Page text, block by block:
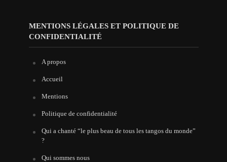
MENTIONS LÉGALES ET POLITIQUE DE
CONFIDENTIALITÉ
A propos
Accueil
Mentions
Politique de confidentialité
Qui a chanté “le plus beau de tous les tangos du monde”
?
Qui sommes nous